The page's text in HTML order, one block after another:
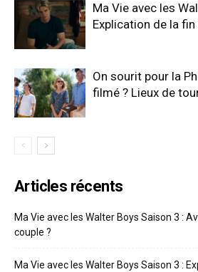
Ma Vie avec les
Explication de la fin
On sourit pour la
filmé ? Lieux de
Articles récents
Ma Vie avec les Walter Boys Saison 3 :
couple ?
Ma Vie avec les Walter Boys Saison 3 :